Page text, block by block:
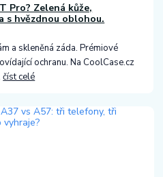
Pro? Zelená kůže,
s hvězdnou oblohou.
a skleněná záda. Prémiové
ochranu. Na CoolCase.cz
číst celé